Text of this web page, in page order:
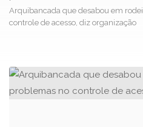
Arquibancada que desabou em
controle de acesso, diz organização